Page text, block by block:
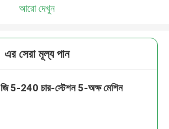
আরো দেখুন
এর সেরা মূল্য পান
জি 5-240 চার-স্টেশন 5-অক্ষ মেশিন